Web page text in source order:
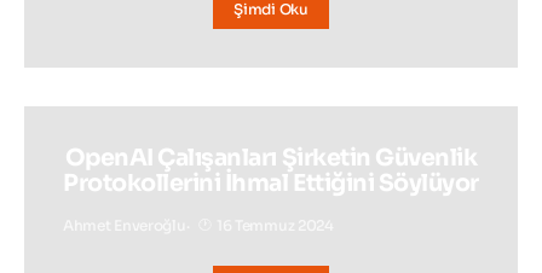
Şimdi Oku
OpenAI Çalışanları Şirketin Güvenlik
Protokollerini İhmal Ettiğini Söylüyor